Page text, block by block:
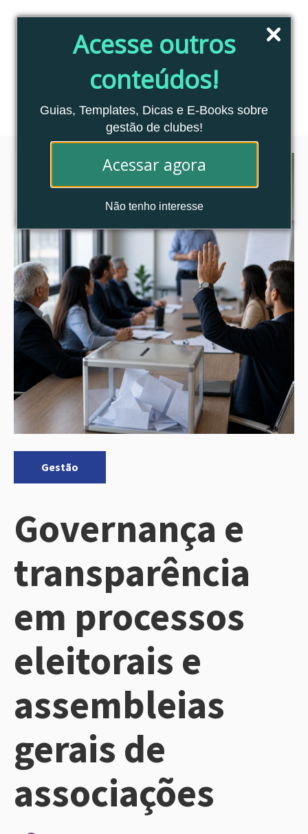
Acesse outros
conteúdos!
Guias, Templates, Dicas e E-Books sobre
gestão de clubes!
Acessar agora
Não tenho interesse
Blog Clubes Associados
Gestão
Governança e
transparência
em processos
eleitorais e
assembleias
gerais de
associações